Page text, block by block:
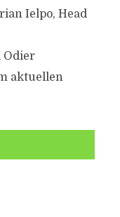
Ielpo, Head
Odier
aktuellen